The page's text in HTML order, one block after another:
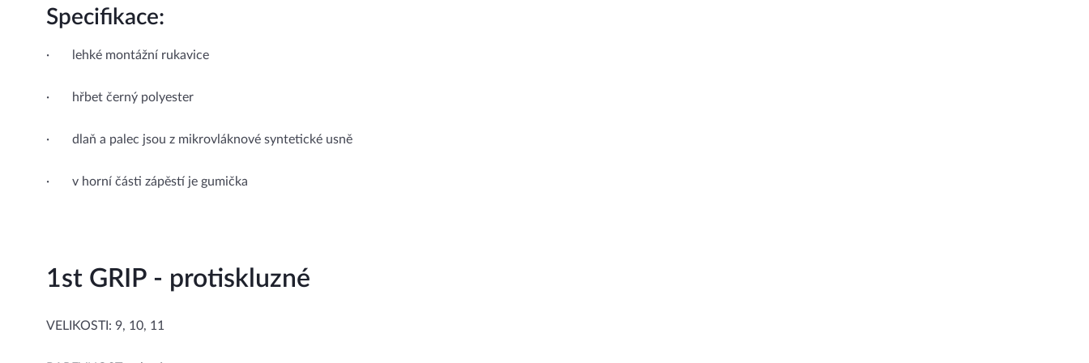
Specifikace:
· lehké montážní rukavice
· hřbet černý polyester
· dlaň a palec jsou z mikrovláknové syntetické usně
· v horní části zápěstí je gumička
1st GRIP - protiskluzné
VELIKOSTI: 9, 10, 11